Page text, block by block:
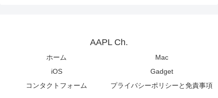
AAPL Ch.
ホーム
Mac
iOS
Gadget
コンタクトフォーム
プライバシーポリシーと免責事項